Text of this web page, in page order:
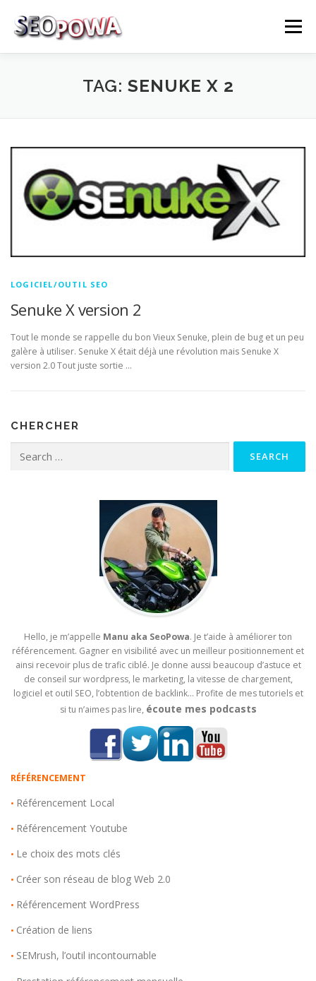
Menu
RÉFÉRENCEMENT MARKETING
TAG: SENUKE X 2
LOGICIEL/OUTIL SEO
Senuke X version 2
Tout le monde se rappelle du bon Vieux Senuke, plein de bug et un peu
galère à utiliser. Senuke X était déjà une révolution mais Senuke X
version 2.0 Tout juste sortie …
CHERCHER
Hello, je m’appelle Manu aka SeoPowa. Je t’aide à améliorer ton
référencement. Gagner en visibilité avec un meilleur positionnement et
ainsi recevoir plus de trafic ciblé. Je donne aussi beaucoup d’astuce et
de conseil sur wordpress, le marketing, la vitesse de chargement,
logiciel et outil SEO, l’obtention de backlink… Profite de mes tutoriels et
si tu n’aimes pas lire, écoute mes podcasts
RÉFÉRENCEMENT
• Référencement Local
• Référencement Youtube
• Le choix des mots clés
• Créer son réseau de blog Web 2.0
• Référencement WordPress
• Création de liens
• SEMrush, l’outil incontournable